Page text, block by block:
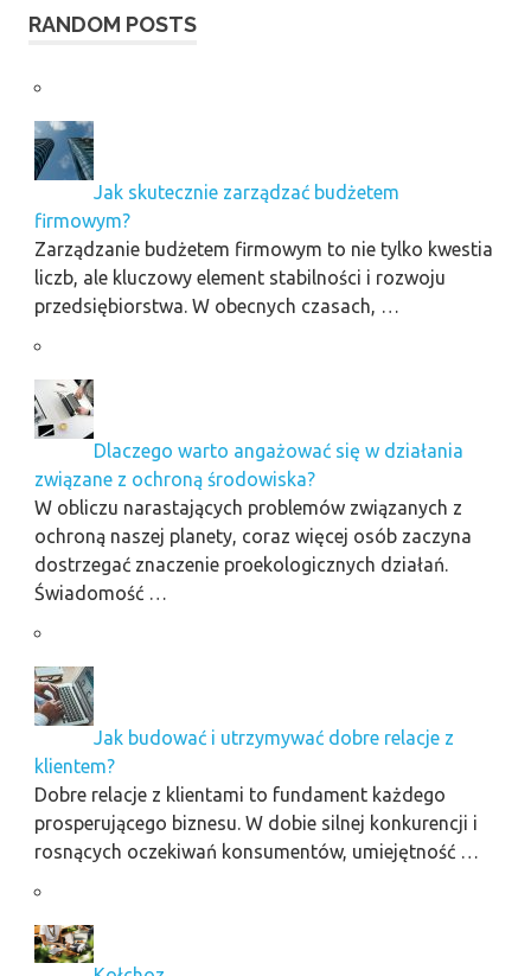
RANDOM POSTS
Jak skutecznie zarządzać budżetem
firmowym?
Zarządzanie budżetem firmowym to nie tylko kwestia
liczb, ale kluczowy element stabilności i rozwoju
przedsiębiorstwa. W obecnych czasach, …
Dlaczego warto angażować się w działania
związane z ochroną środowiska?
W obliczu narastających problemów związanych z
ochroną naszej planety, coraz więcej osób zaczyna
dostrzegać znaczenie proekologicznych działań.
Świadomość …
Jak budować i utrzymywać dobre relacje z
klientem?
Dobre relacje z klientami to fundament każdego
prosperującego biznesu. W dobie silnej konkurencji i
rosnących oczekiwań konsumentów, umiejętność …